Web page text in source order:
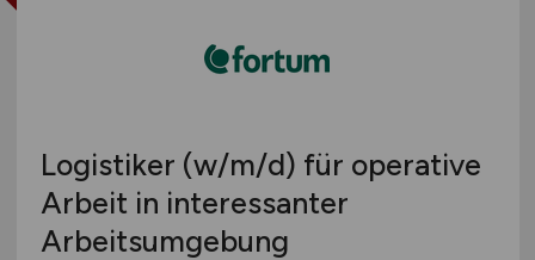
Logistiker (w/m/d) für operative
Arbeit in interessanter
Arbeitsumgebung